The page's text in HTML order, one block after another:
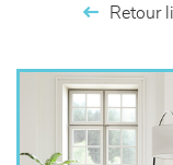
décoration
Retour